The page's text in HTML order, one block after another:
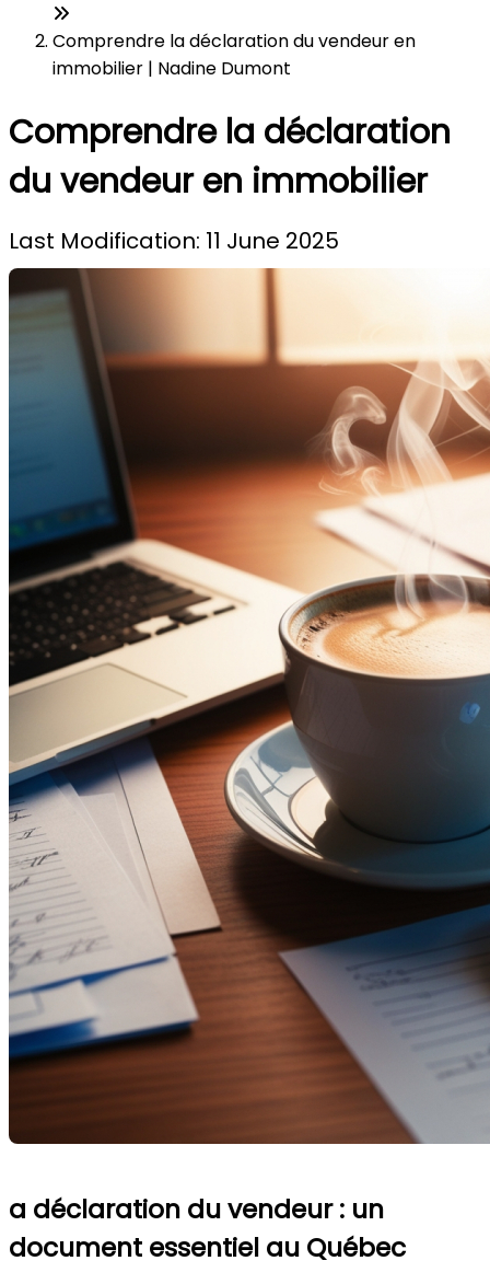
Comprendre la déclaration du vendeur en
immobilier | Nadine Dumont
Comprendre la déclaration
du vendeur en immobilier
Last Modification: 11 June 2025
a déclaration du vendeur : un
document essentiel au Québec